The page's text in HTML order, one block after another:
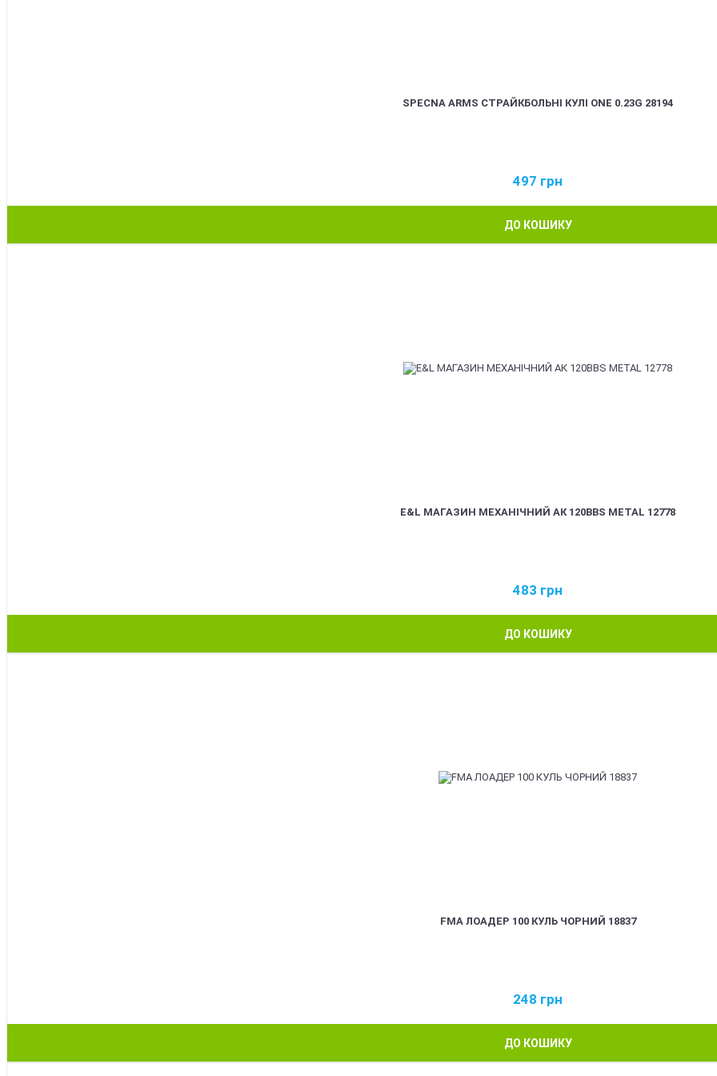
SPECNA ARMS СТРАЙКБОЛЬНІ КУЛІ ONE 0.23G 28194
497 грн
ДО КОШИКУ
E&L МАГАЗИН МЕХАНІЧНИЙ АК 120BBS METAL 12778
483 грн
ДО КОШИКУ
FMA ЛОАДЕР 100 КУЛЬ ЧОРНИЙ 18837
248 грн
ДО КОШИКУ